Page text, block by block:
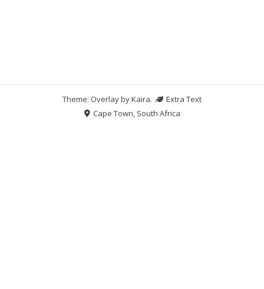
Theme: Overlay byKaira.
Extra Text
Cape Town, South Africa